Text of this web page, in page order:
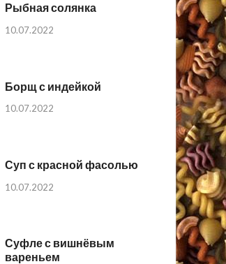
Рыбная солянка
10.07.2022
Борщ с индейкой
10.07.2022
Суп с красной фасолью
10.07.2022
Суфле с вишнёвым
вареньем